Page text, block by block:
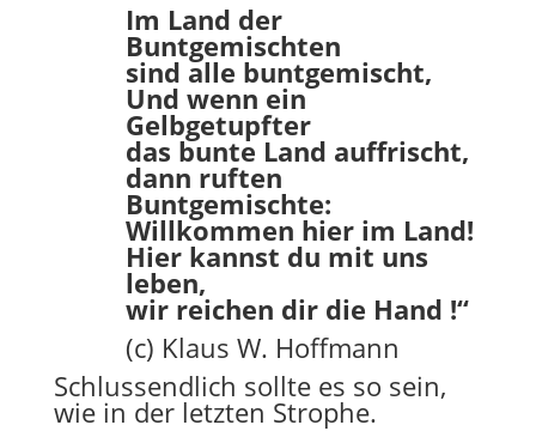
Im Land der
Buntgemischten
sind alle buntgemischt,
Und wenn ein
Gelbgetupfter
das bunte Land auffrischt,
dann ruften
Buntgemischte:
Willkommen hier im Land!
Hier kannst du mit uns
leben,
wir reichen dir die Hand !“
(c) Klaus W. Hoffmann
Schlussendlich sollte es so sein,
wie in der letzten Strophe.